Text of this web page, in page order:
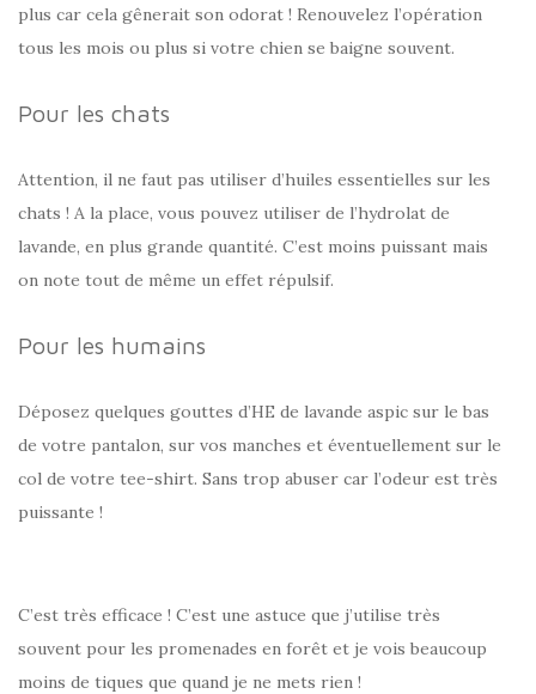
plus car cela gênerait son odorat ! Renouvelez l’opération
tous les mois ou plus si votre chien se baigne souvent.
Pour les chats
Attention, il ne faut pas utiliser d’huiles essentielles sur les
chats ! A la place, vous pouvez utiliser de l’hydrolat de
lavande, en plus grande quantité. C’est moins puissant mais
on note tout de même un effet répulsif.
Pour les humains
Déposez quelques gouttes d’HE de lavande aspic sur le bas
de votre pantalon, sur vos manches et éventuellement sur le
col de votre tee-shirt. Sans trop abuser car l’odeur est très
puissante !
C’est très efficace ! C’est une astuce que j’utilise très
souvent pour les promenades en forêt et je vois beaucoup
moins de tiques que quand je ne mets rien !